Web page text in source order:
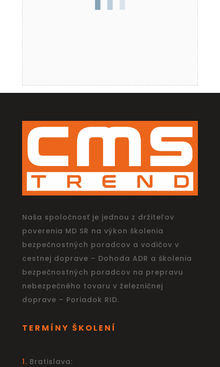
Naša spoločnosť je jednou z držiteľov
poverenia MD SR na výkon školenia
bezpečnostných poradcov a vodičov v
cestnej doprave – Dohoda ADR a školenia
bezpečnostných poradcov na prepravu
nebezpečného tovaru v železničnej
doprave – Poriadok RID.
TERMÍNY ŠKOLENÍ
1. Bratislava: